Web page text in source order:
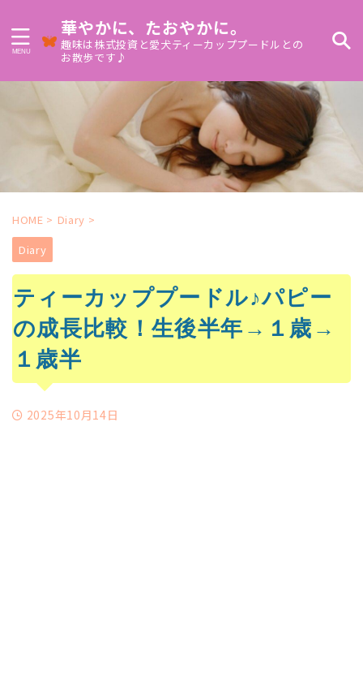
華やかに、たおやかに。
趣味は株式投資と愛犬ティーカッププードルとの
お散歩です♪
HOME > Diary >
Diary
ティーカッププードル♪パピー
の成長比較！生後半年→１歳→
１歳半
2025年10月14日